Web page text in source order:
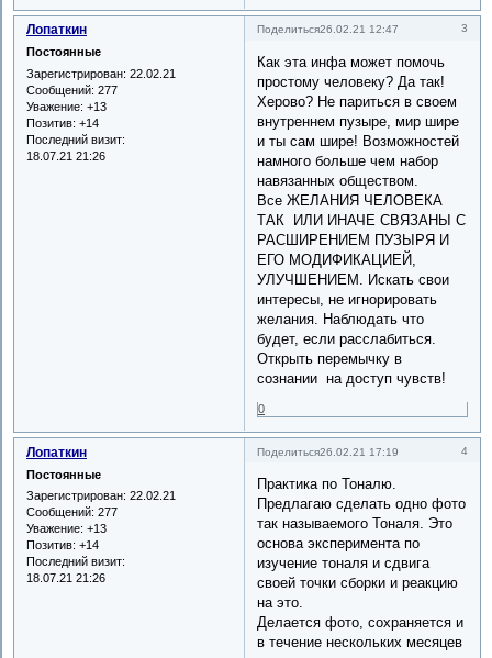
Поделиться 3
26.02.21 12:47
Лопаткин
Постоянные
Зарегистрирован: 22.02.21
Сообщений: 277
Уважение: +13
Позитив: +14
Последний визит:
18.07.21 21:26
Как эта инфа может помочь
простому человеку? Да так!
Херово? Не париться в своем
внутреннем пузыре, мир шире
и ты сам шире! Возможностей
намного больше чем набор
навязанных обществом.
Все ЖЕЛАНИЯ ЧЕЛОВЕКА
ТАК ИЛИ ИНАЧЕ СВЯЗАНЫ С
РАСШИРЕНИЕМ ПУЗЫРЯ И
ЕГО МОДИФИКАЦИЕЙ,
УЛУЧШЕНИЕМ. Искать свои
интересы, не игнорировать
желания. Наблюдать что
будет, если расслабиться.
Открыть перемычку в
сознании на доступ чувств!
0
Поделиться 4
26.02.21 17:19
Лопаткин
Постоянные
Зарегистрирован: 22.02.21
Сообщений: 277
Уважение: +13
Позитив: +14
Последний визит:
18.07.21 21:26
Практика по Тоналю.
Предлагаю сделать одно фото
так называемого Тоналя. Это
основа эксперимента по
изучение тоналя и сдвига
своей точки сборки и реакцию
на это.
Делается фото, сохраняется и
в течение нескольких месяцев